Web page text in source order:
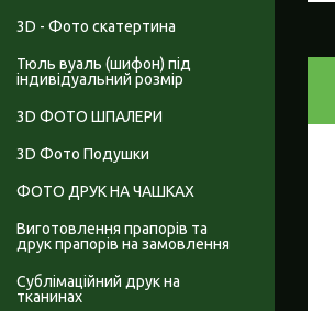
3D - Фото скатертина
Тюль вуаль (шифон) під
індивідуальний розмір
3D ФОТО ШПАЛЕРИ
3D Фото Подушки
ФОТО ДРУК НА ЧАШКАХ
Виготовлення прапорів та
друк прапорів на замовлення
Сублімаційний друк на
тканинах